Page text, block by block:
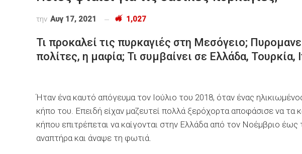
την Αυγ 17, 2021 1,027
Τι προκαλεί τις πυρκαγιές στη Μεσόγειο;
πολίτες, η μαφία; Τι συμβαίνει σε Ελλάδα, Τουρκία,
Ήταν ένα καυτό απόγευμα τον Ιούλιο του 2018, όταν ένας
κήπο του. Επειδή είχαν μαζευτεί πολλά ξερόχορτα αποφάσισε να τα
κήπου επιτρέπεται να καίγονται στην Ελλάδα από τον Νοέμβριο
αναπτήρα και άναψε τη φωτιά.